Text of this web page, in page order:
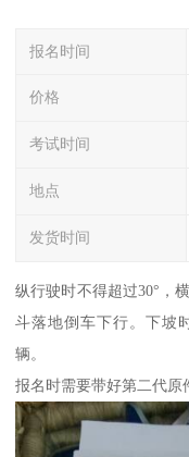
报名时间
价格
考试时间
地点
发货时间
纵行驶时不得超过30°，
斗落地倒车下行。下坡
辆。
报名时需要带好第二代原